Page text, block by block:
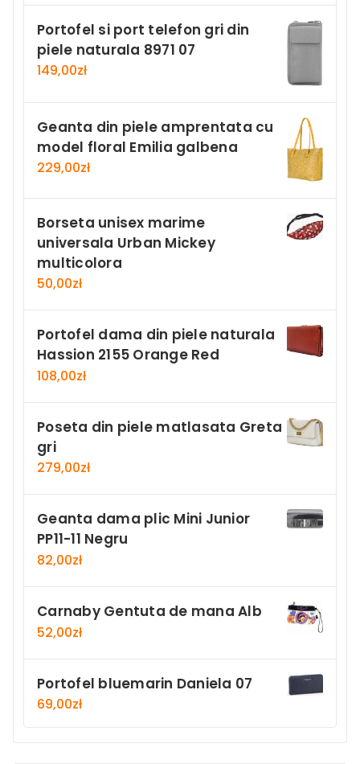
Portofel si port telefon gri din
piele naturala 8971 07
149,00zł
Geanta din piele amprentata cu
model floral Emilia galbena
229,00zł
Borseta unisex marime
universala Urban Mickey
multicolora
50,00zł
Portofel dama din piele naturala
Hassion 2155 Orange Red
108,00zł
Poseta din piele matlasata Greta
gri
279,00zł
Geanta dama plic Mini Junior
PP11-11 Negru
82,00zł
Carnaby Gentuta de mana Alb
52,00zł
Portofel bluemarin Daniela 07
69,00zł